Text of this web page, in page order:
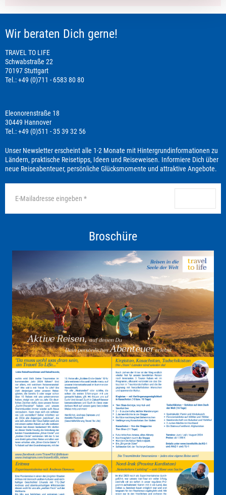
Wir beraten Dich gerne!
TRAVEL TO LIFE
Schwabstraße 22
70197 Stuttgart
Tel.: +49 (0)711 - 6583 80 80
Eleonorenstraße 18
30449 Hannover
Tel.: +49 (0)511 - 35 39 32 56
Unser Newsletter erscheint alle 1-2 Monate mit Hintergrundinformationen zu
Ländern, praktische Reisetipps, Ideen und Reiseweisen. Informiere Dich über
neue Reiseabenteuer, persönliche Glücksmomente und attraktive Angebote.
Broschüre